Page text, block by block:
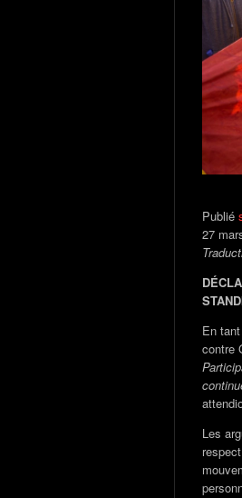
Publié
27
En
contre
Les